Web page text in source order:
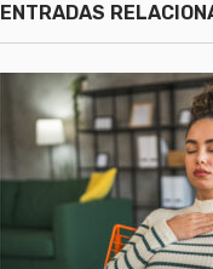
ENTRADAS